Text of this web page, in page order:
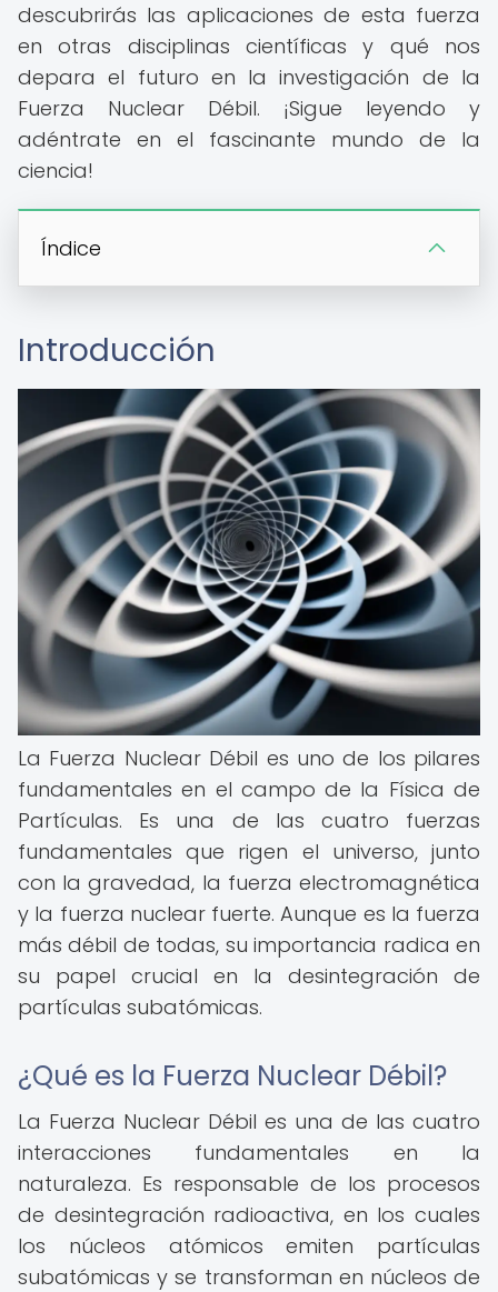
descubrirás las aplicaciones de esta fuerza
en otras disciplinas científicas y qué nos
depara el futuro en la investigación de la
Fuerza Nuclear Débil. ¡Sigue leyendo y
adéntrate en el fascinante mundo de la
ciencia!
Índice
Introducción
La Fuerza Nuclear Débil es uno de los pilares
fundamentales en el campo de la Física de
Partículas. Es una de las cuatro fuerzas
fundamentales que rigen el universo, junto
con la gravedad, la fuerza electromagnética
y la fuerza nuclear fuerte. Aunque es la fuerza
más débil de todas, su importancia radica en
su papel crucial en la desintegración de
partículas subatómicas.
¿Qué es la Fuerza Nuclear Débil?
La Fuerza Nuclear Débil es una de las cuatro
interacciones fundamentales en la
naturaleza. Es responsable de los procesos
de desintegración radioactiva, en los cuales
los núcleos atómicos emiten partículas
subatómicas y se transforman en núcleos de